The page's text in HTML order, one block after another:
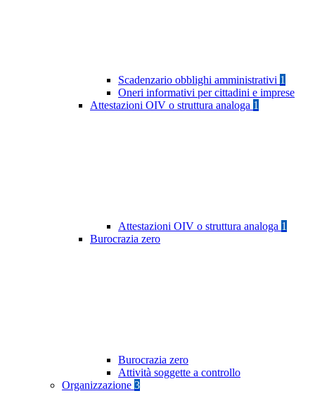
Scadenzario obblighi amministrativi 1
Oneri informativi per cittadini e imprese
Attestazioni OIV o struttura analoga 1
Attestazioni OIV o struttura analoga 1
Burocrazia zero
Burocrazia zero
Attività soggette a controllo
Organizzazione 3